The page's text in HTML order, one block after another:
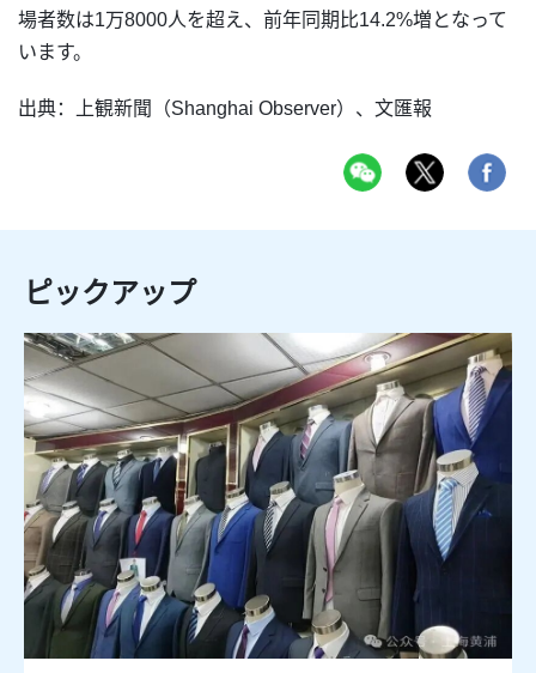
場者数は1万8000人を超え、前年同期比14.2%増となって
います。
出典：上観新聞（Shanghai Observer）、文匯報
ピックアップ